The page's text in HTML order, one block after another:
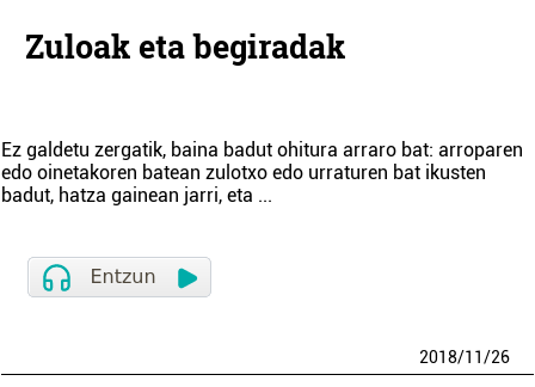
Zuloak eta begiradak
Ez galdetu zergatik, baina badut ohitura arraro bat: arroparen
edo oinetakoren batean zulotxo edo urraturen bat ikusten
badut, hatza gainean jarri, eta ...
2018/11/26